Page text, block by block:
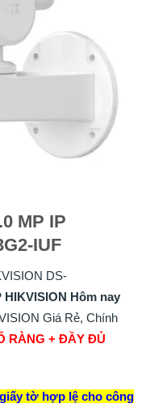
MP IP
IUF
DS-
HIKVISION Hôm nay
Giá Rẻ, Chính
RÀNG + ĐẦY ĐỦ
tờ hợp lệ cho công